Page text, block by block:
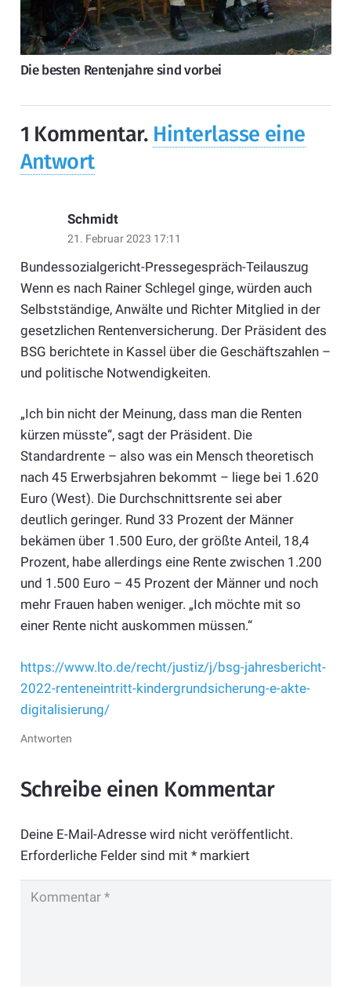
Die besten Rentenjahre sind vorbei
1 Kommentar. Hinterlasse eine
Antwort
Schmidt
21. Februar 2023 17:11
Bundessozialgericht-Pressegespräch-Teilauszug
Wenn es nach Rainer Schlegel ginge, würden auch
Selbstständige, Anwälte und Richter Mitglied in der
gesetzlichen Rentenversicherung. Der Präsident des
BSG berichtete in Kassel über die Geschäftszahlen –
und politische Notwendigkeiten.
„Ich bin nicht der Meinung, dass man die Renten
kürzen müsste“, sagt der Präsident. Die
Standardrente – also was ein Mensch theoretisch
nach 45 Erwerbsjahren bekommt – liege bei 1.620
Euro (West). Die Durchschnittsrente sei aber
deutlich geringer. Rund 33 Prozent der Männer
bekämen über 1.500 Euro, der größte Anteil, 18,4
Prozent, habe allerdings eine Rente zwischen 1.200
und 1.500 Euro – 45 Prozent der Männer und noch
mehr Frauen haben weniger. „Ich möchte mit so
einer Rente nicht auskommen müssen.“
https://www.lto.de/recht/justiz/j/bsg-jahresbericht-
2022-renteneintritt-kindergrundsicherung-e-akte-
digitalisierung/
Antworten
Schreibe einen Kommentar
Deine E-Mail-Adresse wird nicht veröffentlicht.
Erforderliche Felder sind mit *markiert